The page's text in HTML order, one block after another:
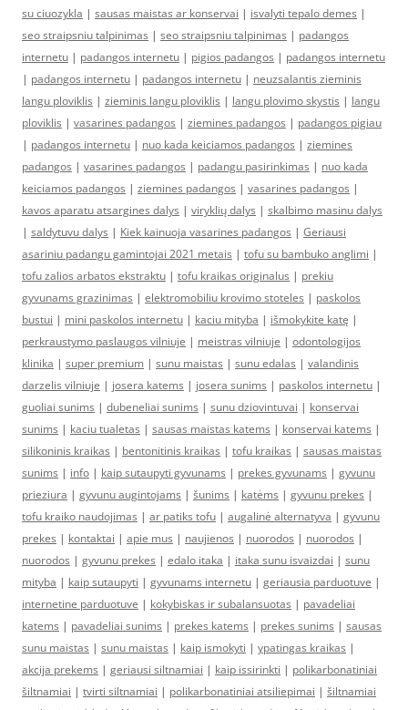
su ciuozykla | sausas maistas ar konservai | isvalyti tepalo demes |
seo straipsniu talpinimas | seo straipsniu talpinimas | padangos
internetu | padangos internetu | pigios padangos | padangos internetu
| padangos internetu | padangos internetu | neuzsalantis zieminis
langu ploviklis | zieminis langu ploviklis | langu plovimo skystis | langu
ploviklis | vasarines padangos | ziemines padangos | padangos pigiau
| padangos internetu | nuo kada keiciamos padangos | ziemines
padangos | vasarines padangos | padangu pasirinkimas | nuo kada
keiciamos padangos | ziemines padangos | vasarines padangos |
kavos aparatu atsargines dalys | viryklių dalys | skalbimo masinu dalys
| saldytuvu dalys | Kiek kainuoja vasarines padangos | Geriausi
asariniu padangu gamintojai 2021 metais | tofu su bambuko anglimi |
tofu zalios arbatos ekstraktu | tofu kraikas originalus | prekiu
gyvunams grazinimas | elektromobiliu krovimo stoteles | paskolos
bustui | mini paskolos internetu | kaciu mityba | išmokykite katę |
perkraustymo paslaugos vilniuje | meistras vilniuje | odontologijos
klinika | super premium | sunu maistas | sunu edalas | valandinis
darzelis vilniuje | josera katems | josera sunims | paskolos internetu |
guoliai sunims | dubeneliai sunims | sunu dziovintuvai | konservai
sunims | kaciu tualetas | sausas maistas katems | konservai katems |
silikoninis kraikas | bentonitinis kraikas | tofu kraikas | sausas maistas
sunims | info | kaip sutaupyti gyvunams | prekes gyvunams | gyvunu
prieziura | gyvunu augintojams | šunims | katėms | gyvunu prekes |
tofu kraiko naudojimas | ar patiks tofu | augalinė alternatyva | gyvunu
prekes | kontaktai | apie mus | naujienos | nuorodos | nuorodos |
nuorodos | gyvunu prekes | edalo itaka | itaka sunu isvaizdai | sunu
mityba | kaip sutaupyti | gyvunams internetu | geriausia parduotuve |
internetine parduotuve | kokybiskas ir subalansuotas | pavadeliai
katems | pavadeliai sunims | prekes katems | prekes sunims | sausas
sunu maistas | sunu maistas | kaip ismokyti | ypatingas kraikas |
akcija prekems | geriausi siltnamiai | kaip issirinkti | polikarbonatiniai
šiltnamiai | tvirti siltnamiai | polikarbonatiniai atsiliepimai | šiltnamiai